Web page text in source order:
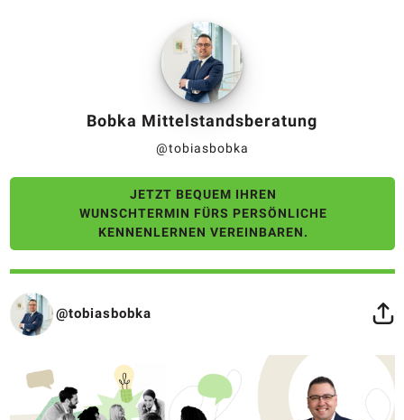
Bobka Mittelstandsberatung
@tobiasbobka
JETZT BEQUEM IHREN
WUNSCHTERMIN FÜRS PERSÖNLICHE
KENNENLERNEN VEREINBAREN.
@tobiasbobka